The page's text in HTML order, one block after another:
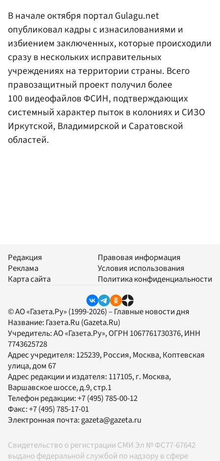
В начале октября портал Gulagu.net
опубликовал кадры с изнасилованиями и
избиением заключенных, которые происходили
сразу в нескольких исправительных
учреждениях на территории страны. Всего
правозащитный проект получил более
100 видеофайлов ФСИН, подтверждающих
системный характер пыток в колониях и СИЗО
Иркутской, Владимирской и Саратовской
областей.
Редакция
Реклама
Карта сайта
Правовая информация
Условия использования
Политика конфиденциальности
© АО «Газета.Ру» (1999-2026) – Главные новости дня
Название: Газета.Ru (Gazeta.Ru)
Учредитель:АО «Газета.Ру», ОГРН 1067761730376, ИНН
7743625728
Адрес учредителя: 125239, Россия, Москва, Коптевская
улица, дом 67
Адрес редакции и издателя: 117105, г. Москва,
Варшавское шоссе, д.9, стр.1
Телефон редакции:+7 (495) 785-00-12
Факс:+7 (495) 785-17-01
Электронная почта:gazeta@gazeta.ru
Свидетельство о регистрации СМИ Эл № ФС77-67642
выдано федеральной службой по надзору в сфере